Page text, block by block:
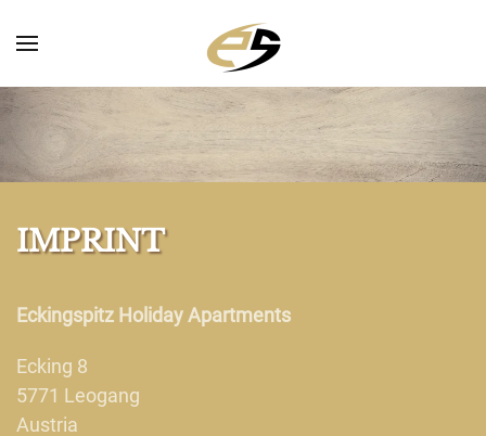
Skip to main content
IMPRINT
Eckingspitz Holiday Apartments
Ecking 8
5771 Leogang
Austria